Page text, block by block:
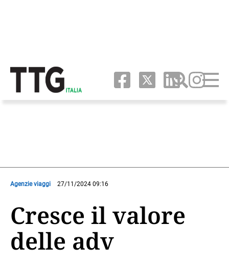
Agenzie viaggi 27/11/2024 09:16
Cresce il valore
delle adv